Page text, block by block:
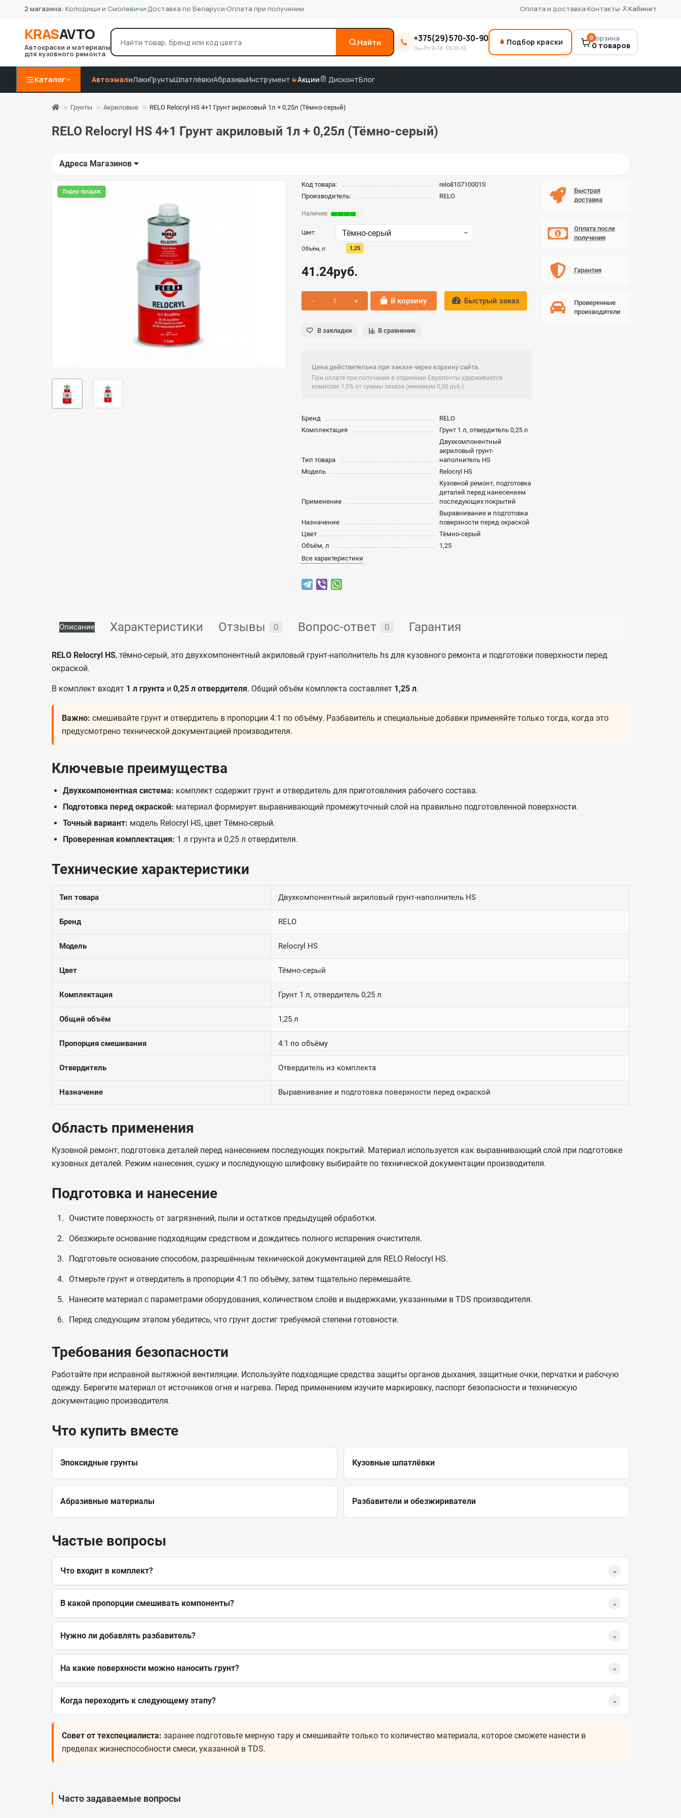
2 магазина: Колодищи и Смолевичи Доставка по Беларуси Оплата при получении Оплата и доставка Контакты Кабинет
KRASAVTO
Автокраски и материалы
для кузовного ремонта
Найти
Например: лак Novol грунт 4+1 P80 3M краска по коду подбор по VIN
+375(29)570-30-90
Пн–Пт 9–18 · Сб 10–16
Подбор краски 0Корзина
0 товаров
Каталог АвтоэмалиЛакиГрунтыШпатлёвкиАбразивыИнструмент Акции ДисконтБлог
Грунты Акриловые RELO Relocryl HS 4+1 Грунт акриловый 1л + 0,25л (Тёмно-серый)
RELO Relocryl HS 4+1 Грунт акриловый 1л + 0,25л (Тёмно-серый)
Адреса Магазинов
Лидер продаж
Код товара:
relo810710001S
Производитель:
RELO
Цвет:
Объём, л: 1,25
41.24руб.
В корзину Быстрый заказ
В закладки В сравнение
Цена действительна при заказе через корзину сайта.
При оплате при получении в отделении Европочты удерживается
комиссия 1,5% от суммы заказа (минимум 0,30 руб.).
Бренд
RELO
Комплектация
Грунт 1 л, отвердитель 0,25 л
Тип товара
Двухкомпонентный
акриловый грунт-
наполнитель HS
Модель
Relocryl HS
Применение
Кузовной ремонт, подготовка
деталей перед нанесением
последующих покрытий
Назначение
Выравнивание и подготовка
поверхности перед окраской
Цвет
Тёмно-серый
Объём, л
1,25
Все характеристики
Быстрая
доставка
Оплата после
получения
Гарантия
Проверенные
производители
Описание Характеристики Отзывы 0 Вопрос-ответ 0 Гарантия
RELO Relocryl HS, тёмно-серый, это двухкомпонентный акриловый грунт-наполнитель hs для кузовного ремонта и подготовки поверхности перед
окраской.
В комплект входят 1 л грунта и 0,25 л отвердителя. Общий объём комплекта составляет 1,25 л.
Важно: смешивайте грунт и отвердитель в пропорции 4:1 по объёму. Разбавитель и специальные добавки применяйте только тогда, когда это
предусмотрено технической документацией производителя.
Ключевые преимущества
Двухкомпонентная система: комплект содержит грунт и отвердитель для приготовления рабочего состава.
Подготовка перед окраской: материал формирует выравнивающий промежуточный слой на правильно подготовленной поверхности.
Точный вариант: модель Relocryl HS, цвет Тёмно-серый.
Проверенная комплектация: 1 л грунта и 0,25 л отвердителя.
Технические характеристики
Тип товара Двухкомпонентный акриловый грунт-наполнитель HS
Бренд RELO
Модель Relocryl HS
Цвет Тёмно-серый
Комплектация Грунт 1 л, отвердитель 0,25 л
Общий объём 1,25 л
Пропорция смешивания 4:1 по объёму
Отвердитель Отвердитель из комплекта
Назначение Выравнивание и подготовка поверхности перед окраской
Область применения
Кузовной ремонт, подготовка деталей перед нанесением последующих покрытий. Материал используется как выравнивающий слой при подготовке
кузовных деталей. Режим нанесения, сушку и последующую шлифовку выбирайте по технической документации производителя.
Подготовка и нанесение
Очистите поверхность от загрязнений, пыли и остатков предыдущей обработки.
Обезжирьте основание подходящим средством и дождитесь полного испарения очистителя.
Подготовьте основание способом, разрешённым технической документацией для RELO Relocryl HS.
Отмерьте грунт и отвердитель в пропорции 4:1 по объёму, затем тщательно перемешайте.
Нанесите материал с параметрами оборудования, количеством слоёв и выдержками, указанными в TDS производителя.
Перед следующим этапом убедитесь, что грунт достиг требуемой степени готовности.
Требования безопасности
Работайте при исправной вытяжной вентиляции. Используйте подходящие средства защиты органов дыхания, защитные очки, перчатки и рабочую
одежду. Берегите материал от источников огня и нагрева. Перед применением изучите маркировку, паспорт безопасности и техническую
документацию производителя.
Что купить вместе
Эпоксидные грунты Кузовные шпатлёвки
Абразивные материалы Разбавители и обезжириватели
Частые вопросы
Что входит в комплект? ⌄
В какой пропорции смешивать компоненты? ⌄
Нужно ли добавлять разбавитель? ⌄
На какие поверхности можно наносить грунт? ⌄
Когда переходить к следующему этапу? ⌄
Совет от техспециалиста: заранее подготовьте мерную тару и смешивайте только то количество материала, которое сможете нанести в
пределах жизнеспособности смеси, указанной в TDS.
Часто задаваемые вопросы